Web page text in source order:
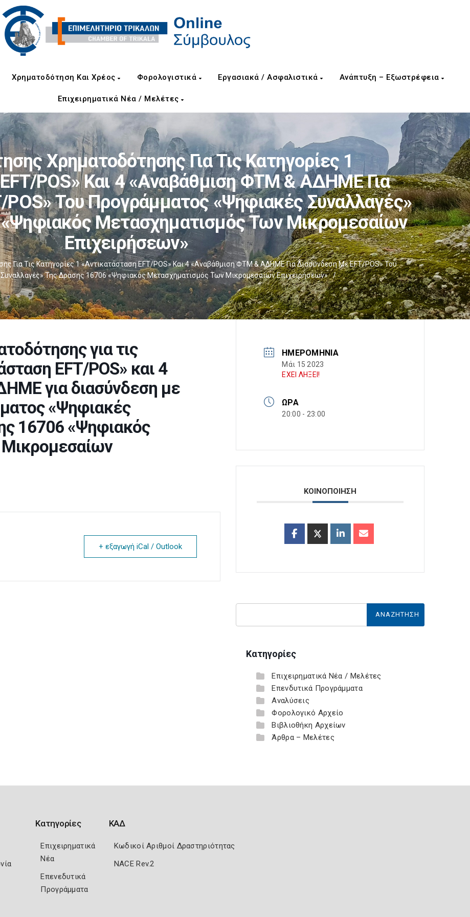
Χρηματοδότηση Και Χρέος Φορολογιστικά Εργασιακά / Ασφαλιστικά Ανάπτυξη – Εξωστρέφεια
Επιχειρηματικά Νέα / Μελέτες
Χρηματοδότησης Για Τις Κατηγορίες 1
POS» Και 4 «Αναβάθμιση ΦΤΜ & ΑΔΗΜΕ Για
Του Προγράμματος «Ψηφιακές Συναλλαγές»
Μετασχηματισμός Των Μικρομεσαίων
Επιχειρήσεων»
Για Τις Κατηγορίες 1 «Αντικατάσταση EFT/POS» Και 4 «Αναβάθμιση ΦΤΜ & ΑΔΗΜΕ Για Διασύνδεση Με EFT/POS» Του
Της Δράσης 16706 «Ψηφιακός Μετασχηματισμός Των Μικρομεσαίων Επιχειρήσεων»
/
για τις
EFT/POS» και 4
για διασύνδεση με
«Ψηφιακές
16706 «Ψηφιακός
+ εξαγωγή iCal / Outlook
ΗΜΕΡΟΜΗΝΊΑ
Μάι 15 2023
ΕΧΕΙ ΛΗΞΕΙ!
ΏΡΑ
20:00 - 23:00
ΚΟΙΝΟΠΟΙΗΣΗ
Κατηγορίες
Επιχειρηματικά Νέα / Μελέτες
Επενδυτικά Προγράμματα
Αναλύσεις
Φορολογικό Αρχείο
Βιβλιοθήκη Αρχείων
Άρθρα – Μελέτες
Κατηγορίες
Επιχειρηματικά
Νέα
Επενεδυτικά
Προγράμματα
ΚΑΔ
Κωδικοί Αριθμοί Δραστηριότητας
NACE Rev.2